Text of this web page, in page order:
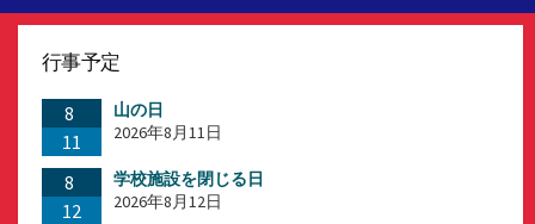
行事予定
8
11
山の日
2026年8月11日
8
12
学校施設を閉じる日
2026年8月12日